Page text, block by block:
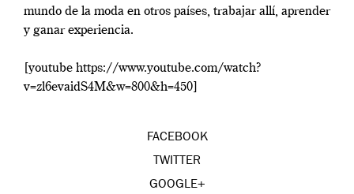
mundo de la moda en otros países, trabajar allí, aprender
y ganar experiencia.
[youtube https://www.youtube.com/watch?
v=zl6evaidS4M&w=800&h=450]
FACEBOOK
TWITTER
GOOGLE+